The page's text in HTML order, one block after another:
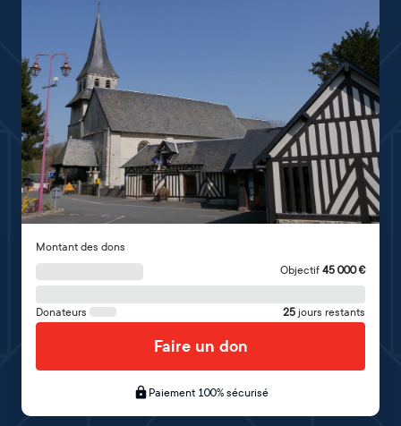
Montant des dons
Objectif 45 000€
Donateurs 25 jours restants
Faire un don
Paiement 100% sécurisé